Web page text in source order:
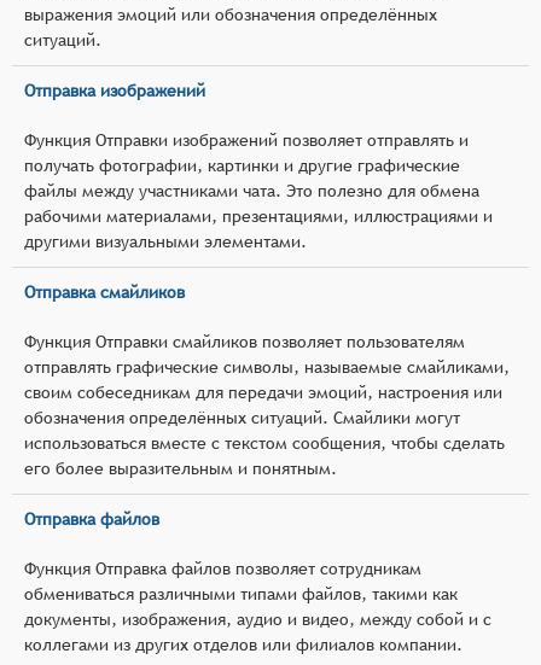
выражения эмоций или обозначения определённых
ситуаций.
Отправка изображений
Функция Отправки изображений позволяет отправлять и
получать фотографии, картинки и другие графические
файлы между участниками чата. Это полезно для обмена
рабочими материалами, презентациями, иллюстрациями и
другими визуальными элементами.
Отправка смайликов
Функция Отправки смайликов позволяет пользователям
отправлять графические символы, называемые смайликами,
своим собеседникам для передачи эмоций, настроения или
обозначения определённых ситуаций. Смайлики могут
использоваться вместе с текстом сообщения, чтобы сделать
его более выразительным и понятным.
Отправка файлов
Функция Отправка файлов позволяет сотрудникам
обмениваться различными типами файлов, такими как
документы, изображения, аудио и видео, между собой и с
коллегами из других отделов или филиалов компании.